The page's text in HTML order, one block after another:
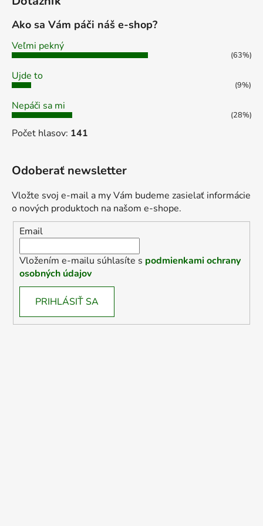
s
u
Ako sa Vám páči náš e-shop?
Veľmi pekný
(63%)
Ujde to
(9%)
Nepáči sa mi
(28%)
Počet hlasov: 141
Odoberať newsletter
Vložte svoj e-mail a my Vám budeme zasielať informácie
o nových produktoch na našom e-shope.
Email
Vložením e-mailu súhlasíte s podmienkami ochrany
osobných údajov
PRIHLÁSIŤ SA